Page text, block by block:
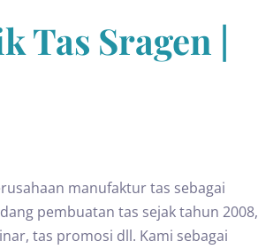
Tas Sragen |
manufaktur tas sebagai
pembuatan tas sejak tahun 2008,
tas promosi dll. Kami sebagai